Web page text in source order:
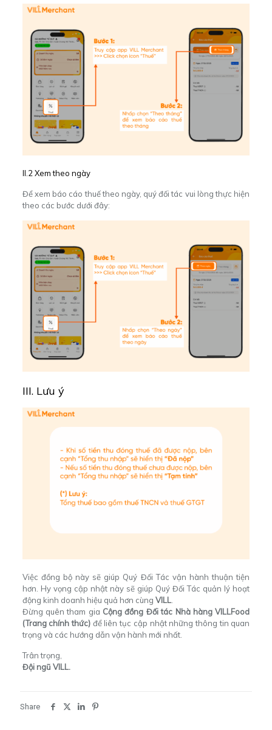
II.2 Xem theo ngày
Để xem báo cáo thuế theo ngày, quý đối tác vui lòng thực hiện
theo các bước dưới đây:
III. Lưu ý
Việc đồng bộ này sẽ giúp Quý Đối Tác vận hành thuận tiện
hơn. Hy vọng cập nhật này sẽ giúp Quý Đối Tác quản lý hoạt
động kinh doanh hiệu quả hơn cùng VILL.
Đừng quên tham gia Cộng đồng Đối tác Nhà hàng VILLFood
(Trang chính thức) để liên tục cập nhật những thông tin quan
trọng và các hướng dẫn vận hành mới nhất.
Trân trọng,
Đội ngũ VILL.
Share